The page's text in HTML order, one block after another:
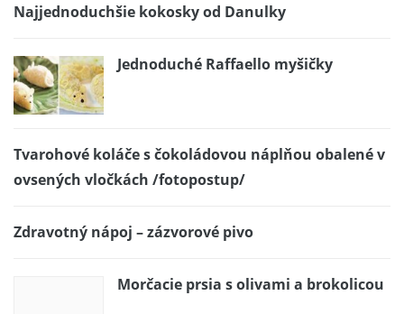
Najjednoduchšie kokosky od Danulky
Jednoduché Raffaello myšičky
Tvarohové koláče s čokoládovou náplňou obalené v
ovsených vločkách /fotopostup/
Zdravotný nápoj – zázvorové pivo
Morčacie prsia s olivami a brokolicou